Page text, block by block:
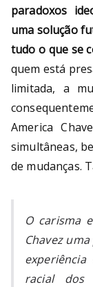
paradoxos
uma solução
tudo o que se
quem está
limitada, a
America
simultâneas,
de mudanças.
O carisma
Chavez
racial dos